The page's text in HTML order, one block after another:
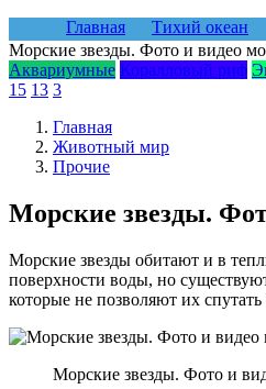
Главная Тихий океан
Морские звезды. Фото и видео
Аквариумные Коралловый риф
15 13 3
Главная
Животный мир
Прочие
Морские звезды.
Морские звезды обитают и в
поверхности воды, но
которые не позволяют их
Морские звезды. Фото и